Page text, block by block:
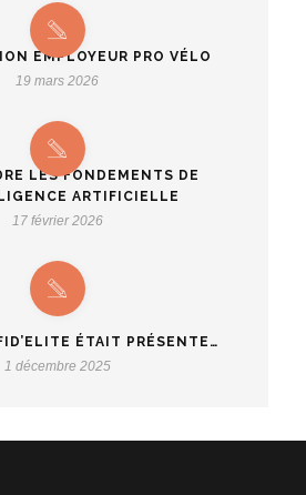
EMPLOYEUR PRO VÉLO
19 mars 2026
LES FONDEMENTS DE
ARTIFICIELLE
17 février 2026
ÉTAIT PRÉSENTE…
1 décembre 2025